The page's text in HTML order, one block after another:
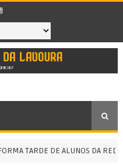
TARDE DE ALUNOS DA REDE